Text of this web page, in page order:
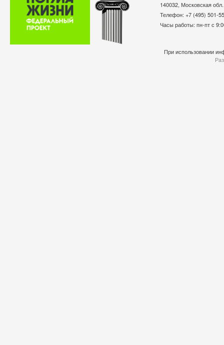
140032, Московская
Телефон: +7 (495)
Часы работы: пн-пт с
При использовании